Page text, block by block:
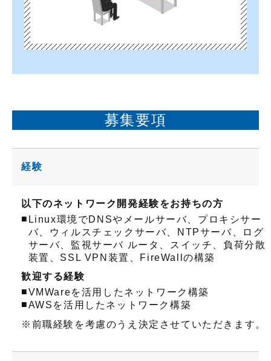
募集要項
経験
以下のネットワーク開発経験をお持ちの方
■ Linux環境でDNSやメールサーバ、プロキシサー
バ、ウィルスチェックサーバ、NTPサーバ、ログ
サーバ、監視サーバ ルータ、スイッチ、負荷分散
装置、SSL VPN装置、FireWallの構築
歓迎する経験
■VMWareを活用したネットワーク構築
■AWSを活用したネットワーク構築
※前職経験を考慮のうえ決定させていただきます。